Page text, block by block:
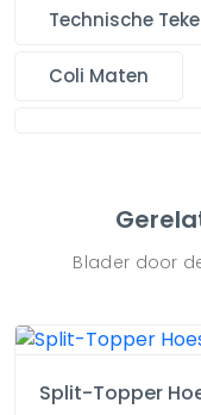
Technische
Coli Maten
Blader door
Split-Topper